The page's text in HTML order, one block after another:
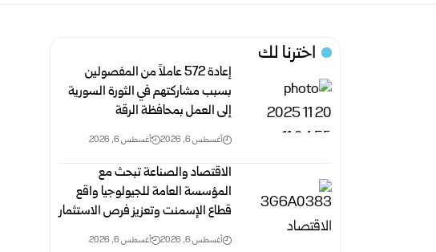
اخترنا لك
إعادة 572 عاملاً من المفصولين
بسبب مشاركتهم في الثورة السورية
إلى العمل ‏بمحافظة الرقة
أغسطس 6, 2026 أغسطس 6, 2026
الاقتصاد والصناعة تبحث مع
المؤسسة العامة للجيولوجيا واقع
قطاع الإسمنت وتعزيز فرص الاستثمار
أغسطس 6, 2026 أغسطس 6, 2026